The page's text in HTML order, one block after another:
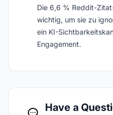
Die 6,6 % Reddit-
wichtig, um sie zu
ein KI-
Engagement.
Have a